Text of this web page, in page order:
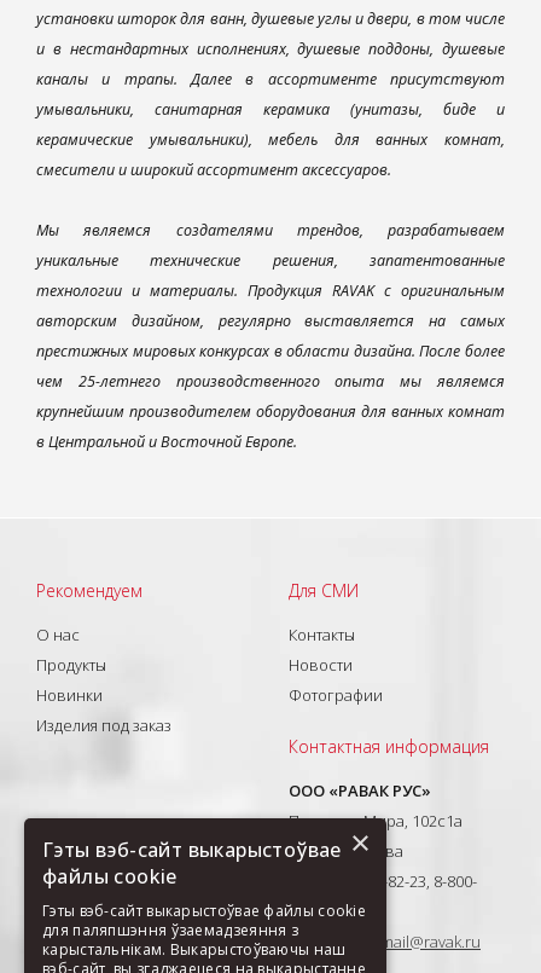
установки шторок для ванн, душевые углы и двери, в том числе
и в нестандартных исполнениях, душевые поддоны, душевые
каналы и трапы. Далее в ассортименте присутствуют
умывальники, санитарная керамика (унитазы, биде и
керамические умывальники), мебель для ванных комнат,
смесители и широкий ассортимент аксессуаров.
Мы являемся создателями трендов, разрабатываем
уникальные технические решения, запатентованные
технологии и материалы. Продукция RAVAK с оригинальным
авторским дизайном, регулярно выставляется на самых
престижных мировых конкурсах в области дизайна. После более
чем 25-летнего производственного опыта мы являемся
крупнейшим производителем оборудования для ванных комнат
в Центральной и Восточной Европе.
Рекомендуем
О нас
Продукты
Новинки
Изделия под заказ
Для СМИ
Контакты
Новости
Фотографии
Контактная информация
ООО «РАВАК РУС»
Проспект Мира, 102с1а
129626, Москва
T: +7(495) 710-82-23, 8-800-
333-41-51
E-mail:ravak-mail@ravak.ru
×
Гэты вэб-сайт выкарыстоўвае
файлы cookie
Гэты вэб-сайт выкарыстоўвае файлы cookie
для паляпшэння ўзаемадзеяння з
карыстальнікам. Выкарыстоўваючы наш
вэб-сайт, вы згаджаецеся на выкарыстанне